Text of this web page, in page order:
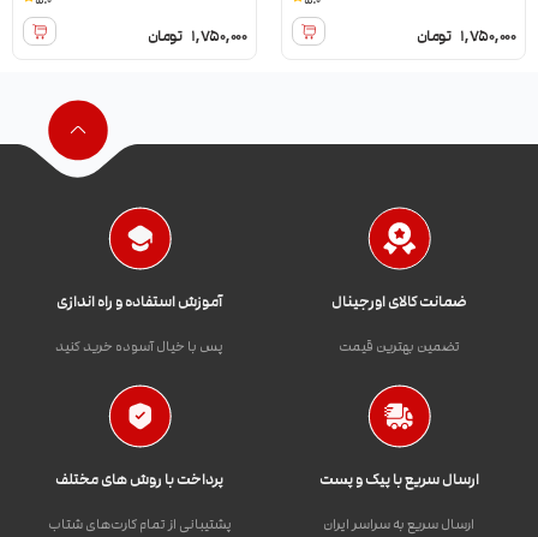
1,750,000 تومان 1,750,000 تومان
ضمانت کالای اورجینال
تضمین بهترین قیمت
آموزش استفاده و راه اندازی
پس با خیال آسوده خرید کنید
ارسال سریع با پیک و پست
ارسال سریع به سراسر ایران
پرداخت با روش های مختلف
پشتیبانی از تمام کارت‌های شتاب